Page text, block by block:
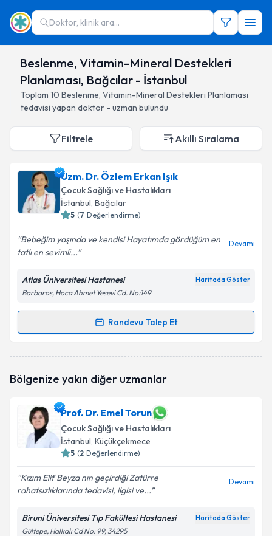
Doktor, klinik ara...
Beslenme, Vitamin-Mineral Destekleri
Planlaması, Bağcılar - İstanbul
Toplam 10 Beslenme, Vitamin-Mineral Destekleri Planlaması
tedavisi yapan doktor - uzman bulundu
Filtrele Akıllı Sıralama
Uzm. Dr. Özlem Erkan Işık
Çocuk Sağlığı ve Hastalıkları
İstanbul, Bağcılar
5 (7 Değerlendirme)
Bebeğim yaşında ve kendisi Hayatımda gördüğüm en
tatlı en sevimli...
Devamı
Atlas Üniversitesi Hastanesi Haritada Göster
Barbaros, Hoca Ahmet Yesevi Cd. No:149
Randevu Talep Et
Randevu Takvimi Talebi
talebi oluşturun. Size bu uzmandan randevu almanız
bilgilendireceğiz.
E-posta Adresiniz
Kişisel verilerimin işlenmesine ilişkin
kapsamda işlenmesini kabul ediyorum.
Bölgenize yakın diğer uzmanlar
Prof. Dr. Emel Torun
Çocuk Sağlığı ve Hastalıkları
İstanbul, Küçükçekmece
5 (2 Değerlendirme)
Kızım Elif Beyza nın geçirdiği Zatürre
rahatsızlıklarında tedavisi, ilgisi ve...
Devamı
Biruni Üniversitesi Tıp Fakültesi Hastanesi Haritada Göster
Gültepe, Halkalı Cd No: 99, 34295